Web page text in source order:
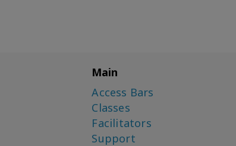
Main
Access Bars
Classes
Facilitators
Support